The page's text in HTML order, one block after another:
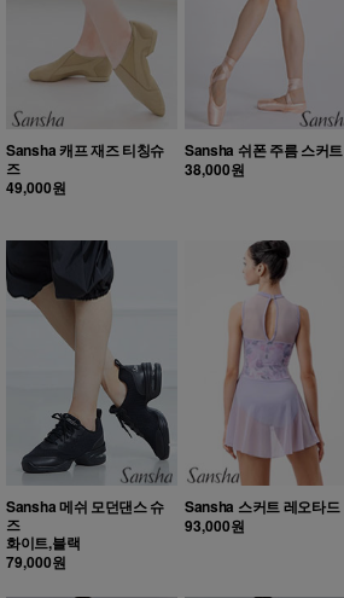
Sansha 캐프 재즈 티칭슈
즈
49,000원
Sansha 쉬폰 주름 스커트
38,000원
Sansha 메쉬 모던댄스 슈
즈
화이트,블랙
79,000원
Sansha 스커트 레오타드
93,000원